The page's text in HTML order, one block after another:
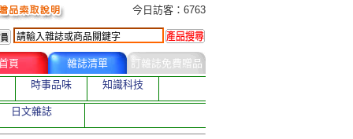
今日訪客：6763
頁 雜誌清單
訂雜誌免費贈品
時事品味
知識科技
日文雜誌